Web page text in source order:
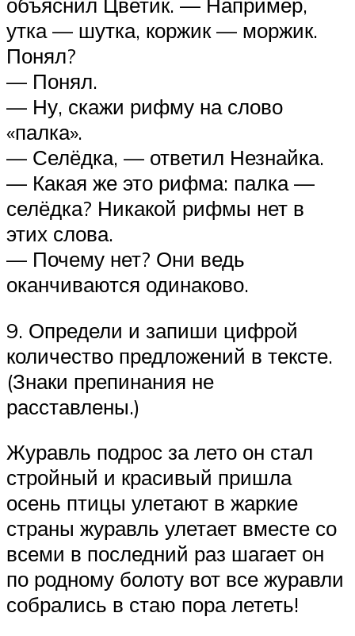
утка — шутка, коржик — моржик.
Понял?
— Понял.
— Ну, скажи рифму на слово
«палка».
— Селёдка, — ответил Незнайка.
— Какая же это рифма: палка —
селёдка? Никакой рифмы нет в
этих слова.
— Почему нет? Они ведь
оканчиваются одинаково.
9. Определи и запиши цифрой
количество предложений в тексте.
(Знаки препинания не
расставлены.)
Журавль подрос за лето он стал
стройный и красивый пришла
осень птицы улетают в жаркие
страны журавль улетает вместе со
всеми в последний раз шагает он
по родному болоту вот все журавли
собрались в стаю пора лететь!